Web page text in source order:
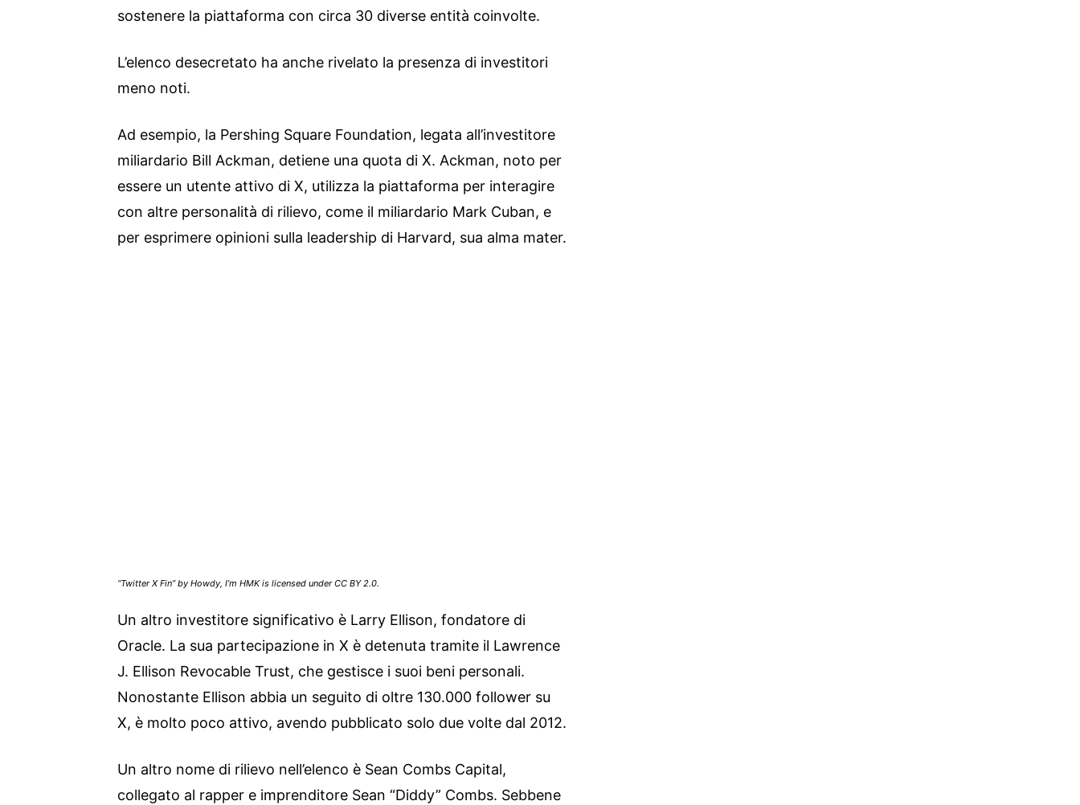
sostenere la piattaforma con circa 30 diverse entità coinvolte.
L’elenco desecretato ha anche rivelato la presenza di investitori
meno noti.
Ad esempio, la Pershing Square Foundation, legata all’investitore
miliardario Bill Ackman, detiene una quota di X. Ackman, noto per
essere un utente attivo di X, utilizza la piattaforma per interagire
con altre personalità di rilievo, come il miliardario Mark Cuban, e
per esprimere opinioni sulla leadership di Harvard, sua alma mater.
“Twitter X Fin” by Howdy, I’m HMK is licensed under CC BY 2.0.
Un altro investitore significativo è Larry Ellison, fondatore di
Oracle. La sua partecipazione in X è detenuta tramite il Lawrence
J. Ellison Revocable Trust, che gestisce i suoi beni personali.
Nonostante Ellison abbia un seguito di oltre 130.000 follower su
X, è molto poco attivo, avendo pubblicato solo due volte dal 2012.
Un altro nome di rilievo nell’elenco è Sean Combs Capital,
collegato al rapper e imprenditore Sean “Diddy” Combs. Sebbene